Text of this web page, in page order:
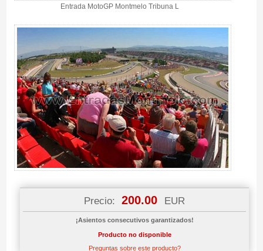
Entrada MotoGP Montmelo Tribuna L
Precio: 200.00 EUR
¡Asientos consecutivos garantizados!
Producto no disponible
Preguntas sobre este producto?